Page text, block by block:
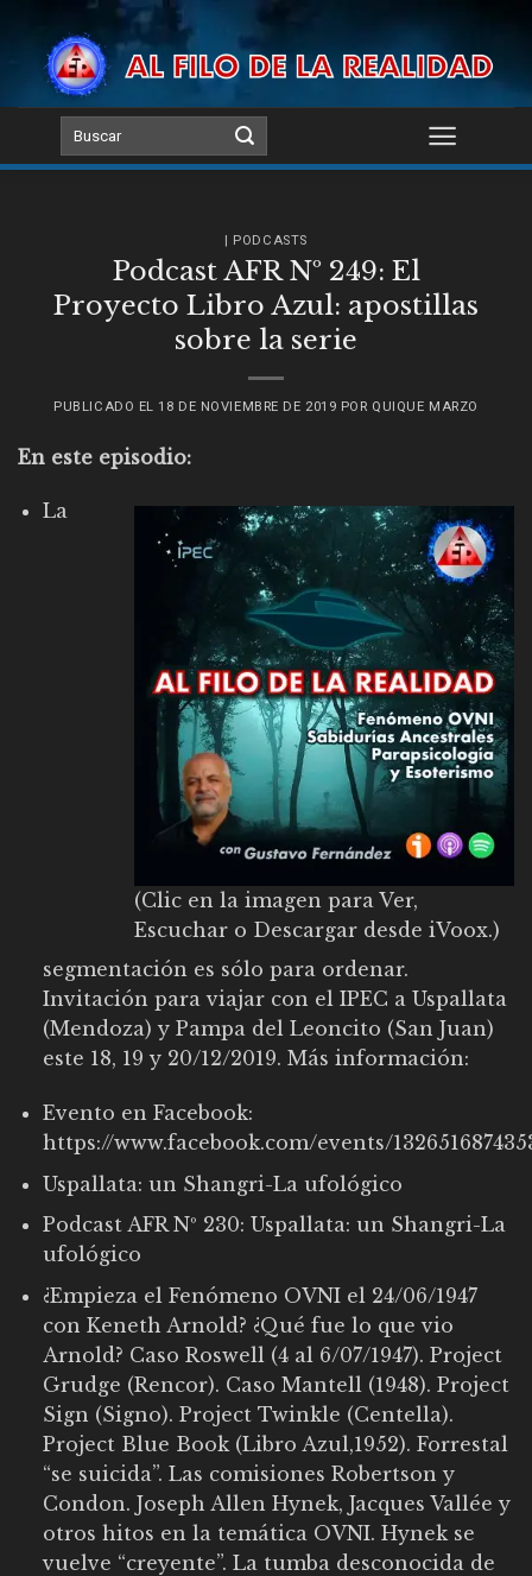
content
| PODCASTS
Podcast AFR Nº 249: El
Proyecto Libro Azul: apostillas
sobre la serie
PUBLICADO EL 18 DE NOVIEMBRE DE 2019 POR QUIQUE MARZO
En este episodio:
(Clic en la imagen para Ver,
Escuchar o Descargar desde iVoox.)
La
segmentación es sólo para ordenar.
Invitación para viajar con el IPEC a Uspallata
(Mendoza) y Pampa del Leoncito (San Juan)
este 18, 19 y 20/12/2019. Más información:
Evento en Facebook:
https://www.facebook.com/events/
Uspallata: un Shangri-La ufológico
Podcast AFR Nº 230: Uspallata: un Shangri-La
ufológico
¿Empieza el Fenómeno OVNI el 24/06/1947
con Keneth Arnold? ¿Qué fue lo que vio
Arnold? Caso Roswell (4 al 6/07/1947). Project
Grudge (Rencor). Caso Mantell (1948). Project
Sign (Signo). Project Twinkle (Centella).
Project Blue Book (Libro Azul,1952). Forrestal
“se suicida”. Las comisiones Robertson y
Condon. Joseph Allen Hynek, Jacques Vallée y
otros hitos en la temática OVNI. Hynek se
vuelve “creyente”. La tumba desconocida de